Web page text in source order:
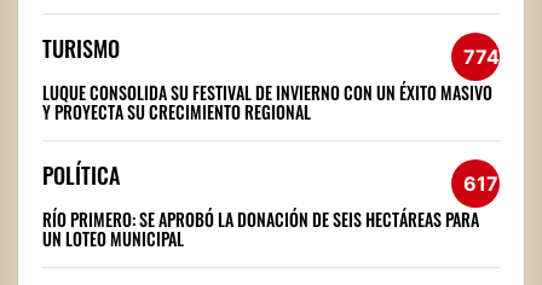
TURISMO 774
LUQUE CONSOLIDA SU FESTIVAL DE INVIERNO CON UN ÉXITO MASIVO
Y PROYECTA SU CRECIMIENTO REGIONAL
POLÍTICA 617
RÍO PRIMERO: SE APROBÓ LA DONACIÓN DE SEIS HECTÁREAS PARA
UN LOTEO MUNICIPAL